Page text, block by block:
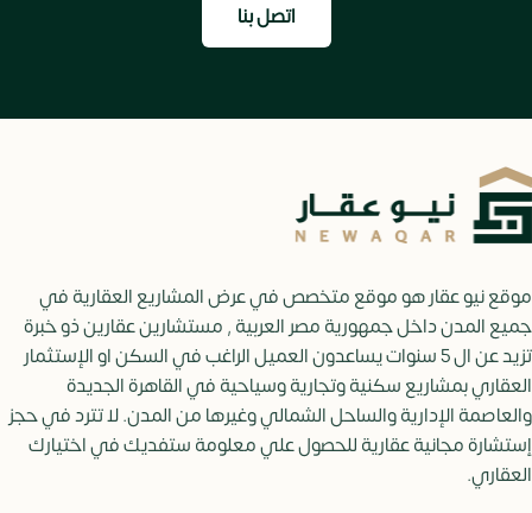
اتصل بنا
موقع نيو عقار هو موقع متخصص في عرض المشاريع العقارية في
جميع المدن داخل جمهورية مصر العربية , مستشارين عقارين ذو خبرة
تزيد عن ال 5 سنوات يساعدون العميل الراغب في السكن او الإستثمار
العقاري بمشاريع سكنية وتجارية وسياحية في القاهرة الجديدة
والعاصمة الإدارية والساحل الشمالي وغيرها من المدن. لا تترد في حجز
إستشارة مجانية عقارية للحصول علي معلومة ستفديك في اختيارك
العقاري.